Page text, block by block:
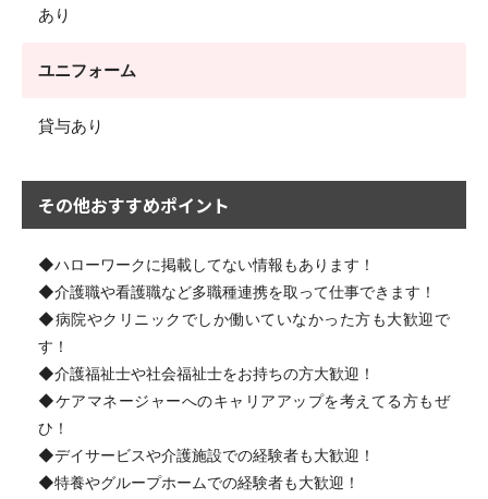
あり
ユニフォーム
貸与あり
その他おすすめポイント
◆ハローワークに掲載してない情報もあります！
◆介護職や看護職など多職種連携を取って仕事できます！
◆病院やクリニックでしか働いていなかった方も大歓迎で
す！
◆介護福祉士や社会福祉士をお持ちの方大歓迎！
◆ケアマネージャーへのキャリアアップを考えてる方もぜ
ひ！
◆デイサービスや介護施設での経験者も大歓迎！
◆特養やグループホームでの経験者も大歓迎！